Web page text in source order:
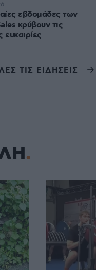
εβδομάδες των
κρύβουν τις
ευκαιρίες
ΤΙΣ ΕΙΔΗΣΕΙΣ